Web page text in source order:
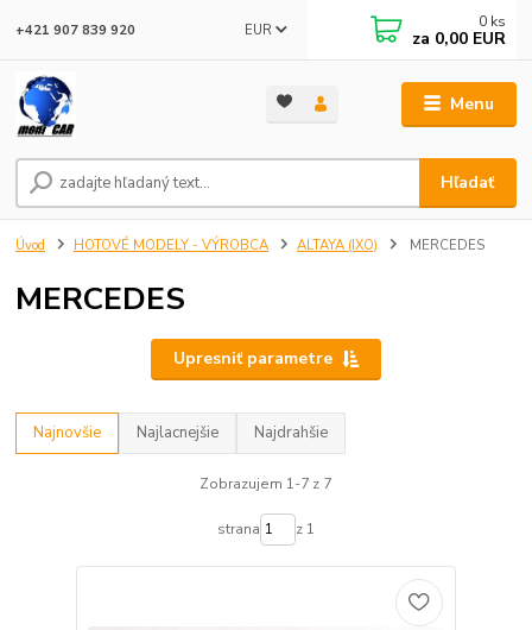
Menu
EUR
Hľadať
+421 907 839 920 0 ks
za 0,00 EUR
Úvod HOTOVÉ MODELY - VÝROBCA ALTAYA (IXO) MERCEDES
MERCEDES
Upresniť parametre
Najnovšie Najlacnejšie Najdrahšie
Zobrazujem 1-7 z 7
strana z 1